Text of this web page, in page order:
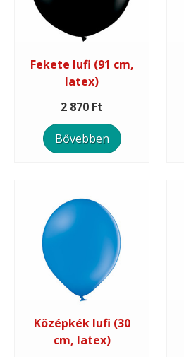
Fekete lufi (91 cm,
latex)
2 870 Ft
Bővebben
Középkék lufi (30
cm, latex)